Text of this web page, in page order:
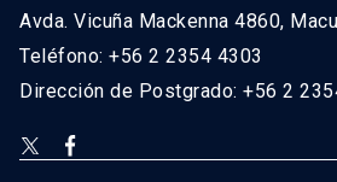
Avda. Vicuña Mackenna 4860,
Teléfono: +56 2 2354 4303
Dirección de Postgrado: +56 2